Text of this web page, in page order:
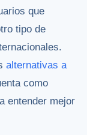
que
tipo de
alternativas a
como
entender mejor